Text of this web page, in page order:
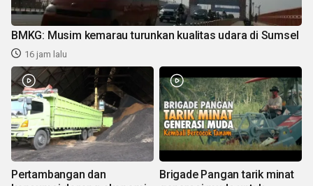
BMKG: Musim kemarau turunkan kualitas udara di Sumsel
16 jam lalu
Pertambangan dan
Brigade Pangan tarik minat